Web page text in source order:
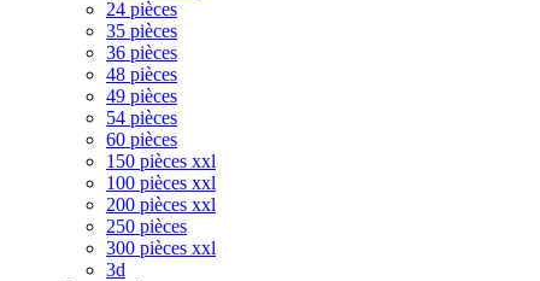
24 pièces
35 pièces
36 pièces
48 pièces
49 pièces
54 pièces
60 pièces
150 pièces xxl
100 pièces xxl
200 pièces xxl
250 pièces
300 pièces xxl
3d